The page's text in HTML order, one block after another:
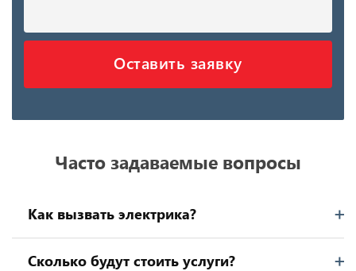
Оставить заявку
Часто задаваемые вопросы
Как вызвать электрика?
Сколько будут стоить услуги?